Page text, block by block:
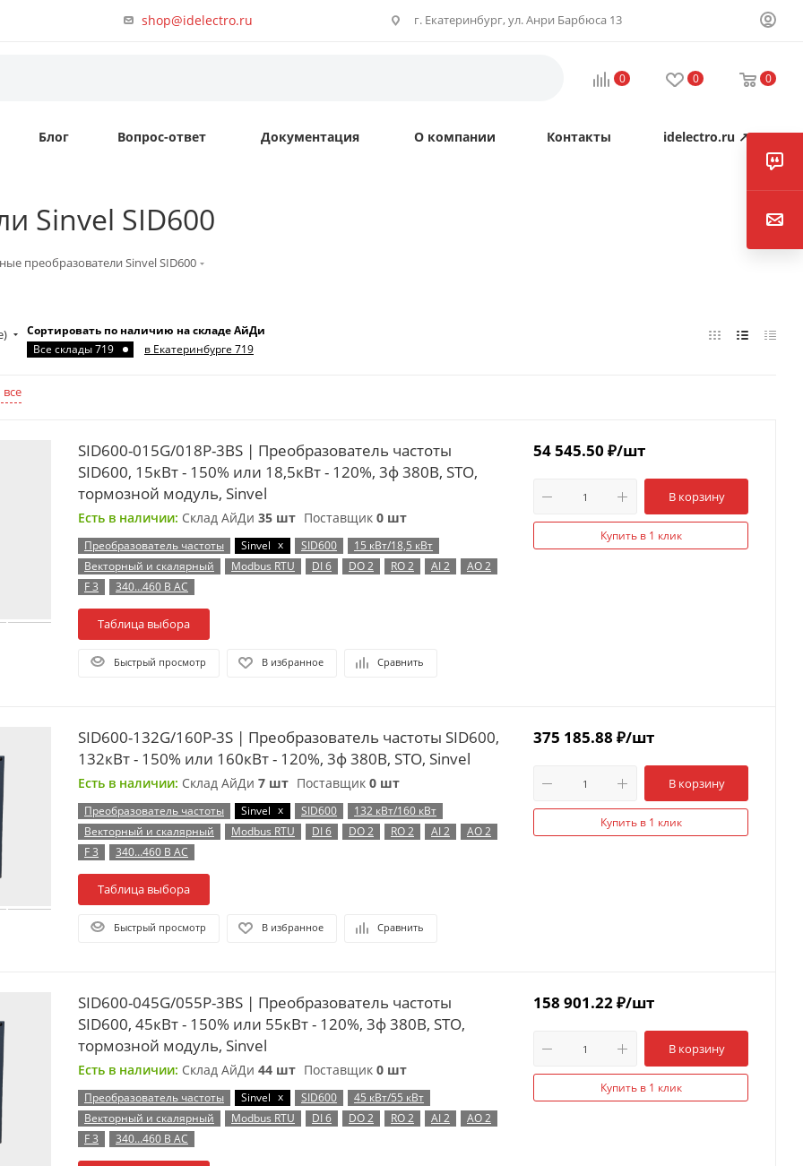
shop@idelectro.ru г. Екатеринбург, ул. Анри Барбюса 13
0 0 0
Блог Вопрос-ответ Документация О компании Контакты idelectro.ru ↗
Sinvel SID600
преобразователи Sinvel SID600
Сортировать по наличию на складе АйДи
Все склады 719
в Екатеринбурге 719
SID600-015G/018P-3BS | Преобразователь частоты
SID600, 15кВт - 150% или 18,5кВт - 120%, 3ф 380В, STO,
тормозной модуль, Sinvel
Есть в наличии: Склад АйДи 35 шт Поставщик 0 шт
Преобразователь частоты Sinvel x SID600
15 кВт/18,5 кВт
Векторный и скалярный
Modbus RTU DI 6 DO 2 RO 2 AI 2
AO 2
F 3
340…460 В AC
Таблица выбора
Быстрый просмотр В избранное Сравнить
54 545.50 ₽/шт
В корзину
Купить в 1 клик
SID600-132G/160P-3S | Преобразователь частоты SID600,
132кВт - 150% или 160кВт - 120%, 3ф 380В, STO, Sinvel
Есть в наличии: Склад АйДи 7 шт Поставщик 0 шт
Преобразователь частоты Sinvel x SID600
132 кВт/160 кВт
Векторный и скалярный
Modbus RTU DI 6 DO 2 RO 2 AI 2
AO 2
F 3
340…460 В AC
Таблица выбора
Быстрый просмотр В избранное Сравнить
375 185.88 ₽/шт
В корзину
Купить в 1 клик
SID600-045G/055P-3BS | Преобразователь частоты
SID600, 45кВт - 150% или 55кВт - 120%, 3ф 380В, STO,
тормозной модуль, Sinvel
Есть в наличии: Склад АйДи 44 шт Поставщик 0 шт
Преобразователь частоты Sinvel x SID600
45 кВт/55 кВт
Векторный и скалярный
Modbus RTU DI 6 DO 2 RO 2 AI 2
AO 2
F 3
340…460 В AC
158 901.22₽/шт
В корзину
Купить в 1 клик